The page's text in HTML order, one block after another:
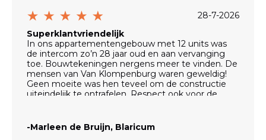
28-7-2026
Superklantvriendelijk
In ons appartementengebouw met 12 units was
de intercom zo’n 28 jaar oud en aan vervanging
toe. Bouwtekeningen nergens meer te vinden. De
mensen van Van Klompenburg waren geweldig!
Geen moeite was hen teveel om de constructie
uiteindelijk te ontrafelen. Respect ook voor de
Het systeem is nu geheel vernieuwd. We kunnen
weer 28 jaar vooruit.
-Marleen de Bruijn, Blaricum